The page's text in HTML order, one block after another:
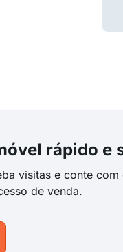
rápido e
visitas e conte
de venda.